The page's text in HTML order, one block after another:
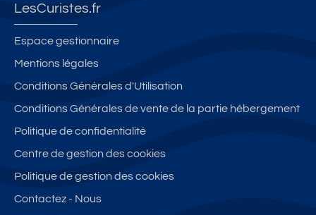
LesCuristes.fr
Espace gestionnaire
Mentions légales
Conditions Générales d'Utilisation
Conditions Générales de vente de la partie hébergement
Politique de confidentialité
Centre de gestion des cookies
Politique de gestion des cookies
Contactez - Nous